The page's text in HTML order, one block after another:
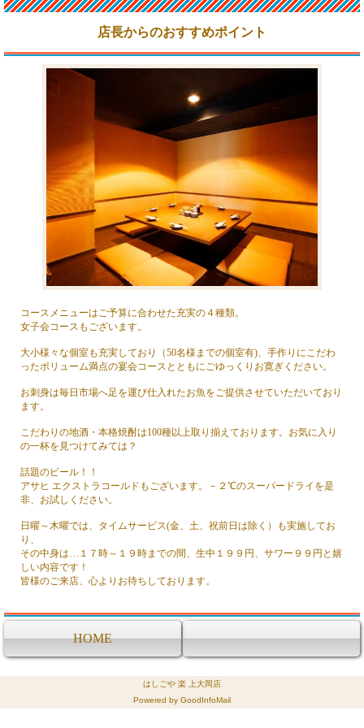
店長からのおすすめポイント
コースメニューはご予算に合わせた充実の４種類。
女子会コースもございます。
大小様々な個室も充実しており（50名様までの個室有)、手作りにこだわ
ったボリューム満点の宴会コースとともにごゆっくりお寛ぎください。
お刺身は毎日市場へ足を運び仕入れたお魚をご提供させていただいており
ます。
こだわりの地酒・本格焼酎は100種以上取り揃えております。お気に入り
の一杯を見つけてみては？
話題のビール！！
アサヒ エクストラコールドもございます。－２℃のスーパードライを是
非、お試しください。
日曜～木曜では、タイムサービス(金、土、祝前日は除く）も実施してお
り、
その中身は…１７時～１９時までの間、生中１９９円、サワー９９円と嬉
しい内容です！
皆様のご来店、心よりお待ちしております。
HOME
はしごや 楽 上大岡店
Powered by GoodInfoMail